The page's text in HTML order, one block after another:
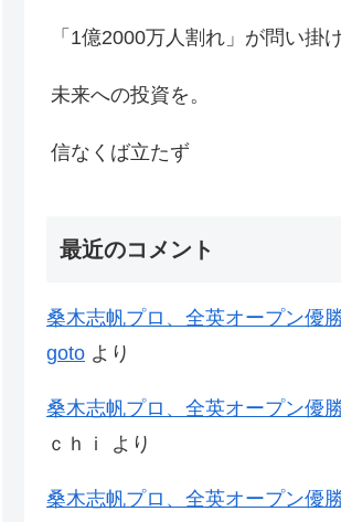
「1億2000万人割れ」が問い掛
未来への投資を。
信なくば立たず
最近のコメント
桑木志帆プロ、全英オープン優勝
goto より
桑木志帆プロ、全英オープン優勝
ｃｈｉ
より
桑木志帆プロ、全英オープン優勝